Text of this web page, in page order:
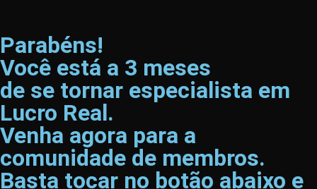
Parabéns!
Você está a 3 meses
de se tornar especialista em
Lucro Real.
Venha agora para a
comunidade de membros.
Basta tocar no botão abaixo e